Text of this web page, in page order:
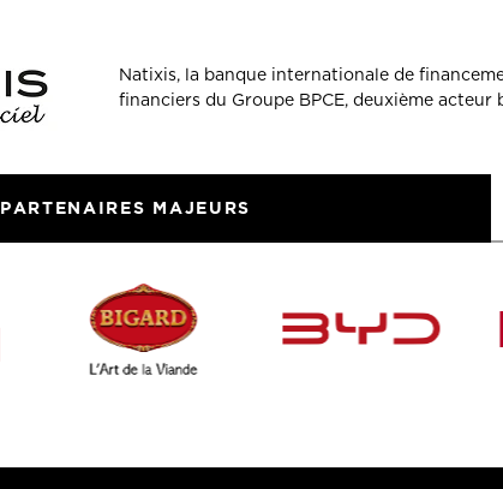
Natixis, la banque internationale de
financiers du Groupe BPCE, deuxième acteur
PARTENAIRES MAJEURS